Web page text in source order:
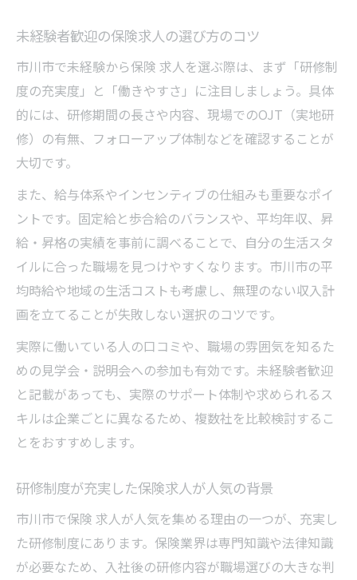
未経験者歓迎の保険求人の選び方のコツ
市川市で未経験から保険 求人を選ぶ際は、まず「研修制
度の充実度」と「働きやすさ」に注目しましょう。具体
的には、研修期間の長さや内容、現場でのOJT（実地研
修）の有無、フォローアップ体制などを確認することが
大切です。
また、給与体系やインセンティブの仕組みも重要なポイ
ントです。固定給と歩合給のバランスや、平均年収、昇
給・昇格の実績を事前に調べることで、自分の生活スタ
イルに合った職場を見つけやすくなります。市川市の平
均時給や地域の生活コストも考慮し、無理のない収入計
画を立てることが失敗しない選択のコツです。
実際に働いている人の口コミや、職場の雰囲気を知るた
めの見学会・説明会への参加も有効です。未経験者歓迎
と記載があっても、実際のサポート体制や求められるス
キルは企業ごとに異なるため、複数社を比較検討するこ
とをおすすめします。
研修制度が充実した保険求人が人気の背景
市川市で保険 求人が人気を集める理由の一つが、充実し
た研修制度にあります。保険業界は専門知識や法律知識
が必要なため、入社後の研修内容が職場選びの大きな判